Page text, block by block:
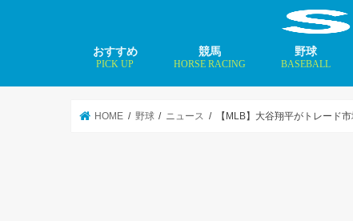
おすすめ
PICK UP
競馬
HORSE RACING
野球
BASEBALL
HOME 野球 ニュース 【MLB】大谷翔平がトレード